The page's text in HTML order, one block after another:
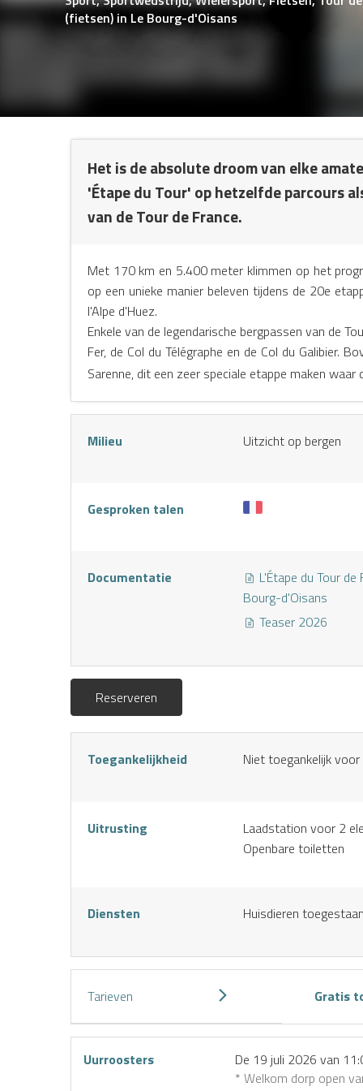
(fietsen) in Le Bourg-d'Oisans
Het is de absolute droom van elke
'Étape du Tour' op hetzelfde parcours
van de Tour de France.
Met 170 km en 5.400 meter klimmen op het
op een unieke manier beleven tijdens de 20e
l'Alpe d'Huez.
Enkele van de legendarische bergpassen van de
Fer, de Col du Télégraphe en de Col du Galibier.
Sarenne, dit een zeer speciale etappe maken waar
Milieu Uitzicht op bergen
Gesproken talen
Documentatie
L'Étape du Tour
Bourg-d'Oisans
Teaser 2026
Reserveren
Toegankelijkheid Niet toegankelijk
Uitrusting
Laadstation voor 2
Openbare toiletten
Diensten Huisdieren toegestaan
Tarieven Gratis
Uurroosters De 19 juli 2026 van
* Welkom dorp open